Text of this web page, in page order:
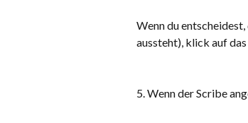
Wenn du
aussteht), klick auf
5. Wenn der Scribe